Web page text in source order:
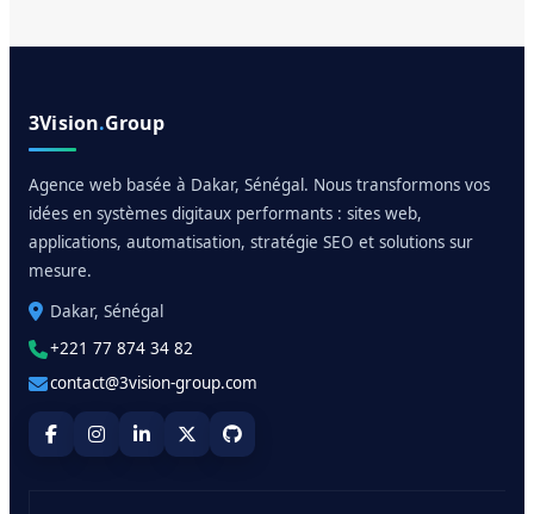
3Vision.Group
Agence web basée à Dakar, Sénégal. Nous transformons vos
idées en systèmes digitaux performants : sites web,
applications, automatisation, stratégie SEO et solutions sur
mesure.
Dakar, Sénégal
+221 77 874 34 82
contact@3vision-group.com